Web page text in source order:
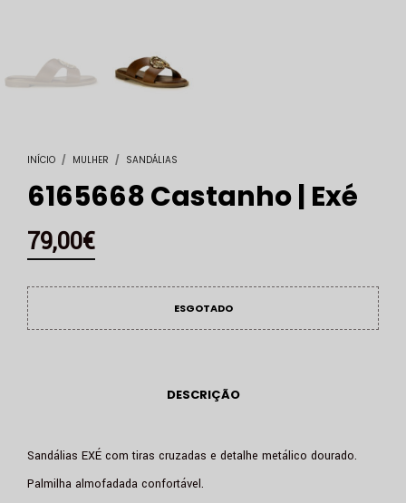
INÍCIO / MULHER / SANDÁLIAS
6165668 Castanho | Exé
79,00€
ESGOTADO
DESCRIÇÃO
Sandálias EXÉ com tiras cruzadas e detalhe metálico dourado.
Palmilha almofadada confortável.